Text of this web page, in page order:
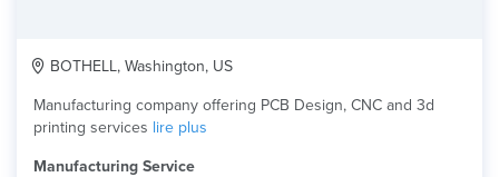
BOTHELL, Washington, US
Manufacturing company offering PCB Design, CNC and 3d
printing services lire plus
Manufacturing Service